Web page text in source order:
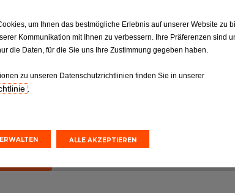
Reifen
Reifen: Die entscheidende
Verbindung, die nicht
Terminvereinbarung
um Ihnen das bestmögliche Erlebnis auf unserer Website zu
Kommunikation mit Ihnen zu verbessern. Ihre Präferenzen sind
die Daten, für die Sie uns Ihre Zustimmung gegeben haben.
zu unseren Datenschutzrichtlinien finden Sie in unserer
.
ALLE AKZEPTIEREN